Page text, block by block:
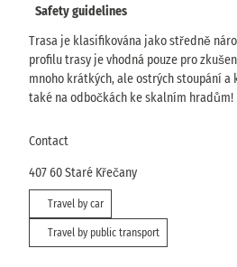
Safety guidelines
Trasa je klasifikována jako středně
profilu trasy je vhodná pouze pro
mnoho krátkých, ale ostrých stoupání
také na odbočkách ke skalním hradům!
Contact
407 60Staré Křečany
Travel by car
Travel by public transport